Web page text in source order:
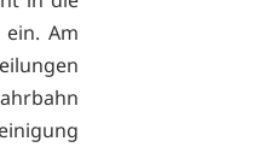
Am